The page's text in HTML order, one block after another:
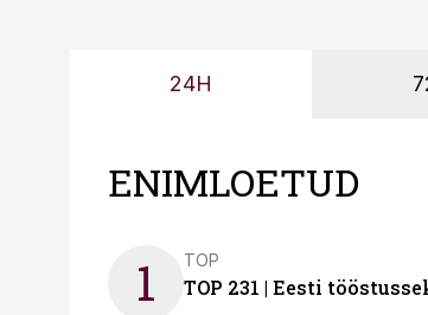
24H
ENIMLOETUD
1 TOP
TOP 231 | Eesti